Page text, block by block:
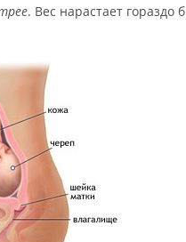
. Вес нарастает гораздо